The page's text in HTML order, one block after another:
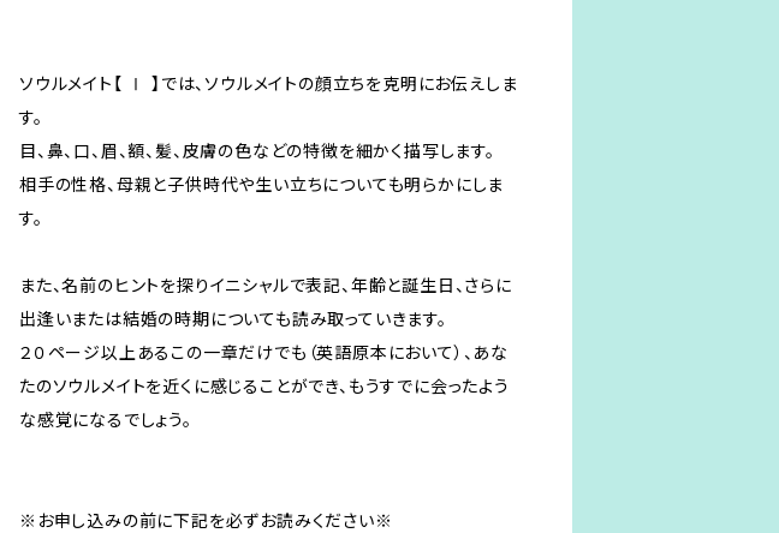
ソウルメイト【 Ⅰ 】では、ソウルメイトの顔立ちを克明にお伝えしま
す。
目、鼻、口、眉、額、髪、皮膚の色などの特徴を細かく描写します。
相手の性格、母親と子供時代や生い立ちについても明らかにしま
す。
また、名前のヒントを探りイニシャルで表記、年齢と誕生日、さらに
出逢いまたは結婚の時期についても読み取っていきます。
２０ページ以上あるこの一章だけでも（英語原本において）、あな
たのソウルメイトを近くに感じることができ、もうすでに会ったよう
な感覚になるでしょう。
※お申し込みの前に下記を必ずお読みください※